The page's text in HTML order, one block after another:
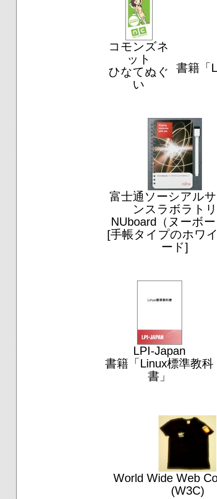
コモンズネ
ット
ひなてぬぐ
い
書籍「
富士通ソーシアル
ンスラボラトリ
NUboard（ヌーボ
[手帳タイプのホワ
ード]
LPI-Japan
書籍「Linux標準教科
書」
World Wide Web
(W3C)